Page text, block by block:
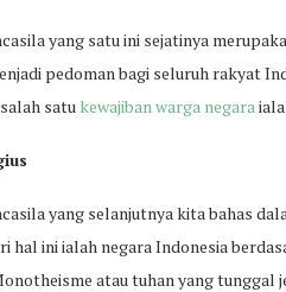
yang satu ini sejatinya
pedoman bagi seluruh rakyat
satu kewajiban warga negara
yang selanjutnya kita bahas
hal ini ialah negara Indonesia
atau tuhan yang